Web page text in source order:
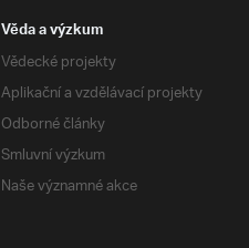
Věda a výzkum
Vědecké projekty
Aplikační a vzdělávací projekty
Odborné články
Smluvní výzkum
Naše významné akce